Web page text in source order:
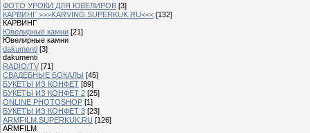
ФОТО УРОКИ ДЛЯ ЮВЕЛИРОВ [3]
КАРВИНГ >>>KARVING.SUPERKUK.RU<<< [132]
КАРВИНГ
Ювелирные камни [21]
Ювелирные камни
dakumenti [3]
dakumenti
RADIO/TV [71]
СВАДЕБНЫЕ БОКАЛЫ [45]
БУКЕТЫ ИЗ КОНФЕТ [89]
БУКЕТЫ ИЗ КОНФЕТ 2 [25]
ONLINE PHOTOSHOP [1]
БУКЕТЫ ИЗ КОНФЕТ 3 [23]
ARMFILM.SUPERKUK.RU [126]
ARMFILM